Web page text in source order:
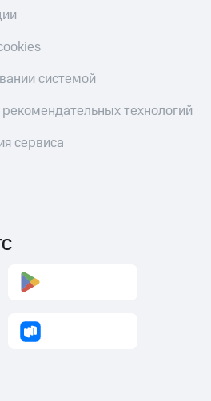
системой
технологий
сервиса